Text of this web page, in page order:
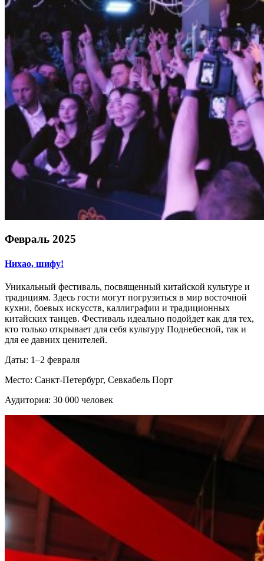
Февраль 2025
Нихао, шифу!
Уникальный фестиваль, посвященный китайской культуре и
традициям. Здесь гости могут погрузиться в мир восточной
кухни, боевых искусств, каллиграфии и традиционных
китайских танцев. Фестиваль идеально подойдет как для тех,
кто только открывает для себя культуру Поднебесной, так и
для ее давних ценителей.
Даты: 1–2 февраля
Место: Санкт-Петербург, Севкабель Порт
Аудитория: 30 000 человек